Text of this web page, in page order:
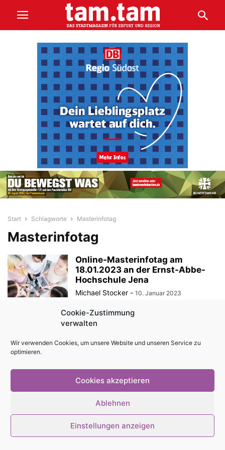
Cookie-Zustimmung
verwalten
Wir verwenden Cookies, um unsere Website und unseren Service zu
optimieren.
Cookies akzeptieren
Ablehnen
Einstellungen anzeigen
Start Schlagworte Masterinfotag
Masterinfotag
Online-Masterinfotag am
18.01.2023 an der Ernst-Abbe-
Hochschule Jena
Michael Stocker - 10. Januar 2023
© Stadtmagazin tam.tam 2026